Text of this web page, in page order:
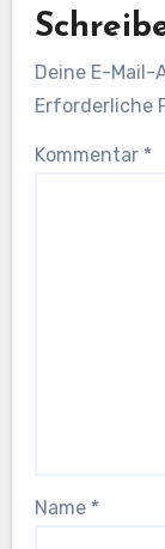
Deine E-
Erforderliche
Kommentar *
Name *